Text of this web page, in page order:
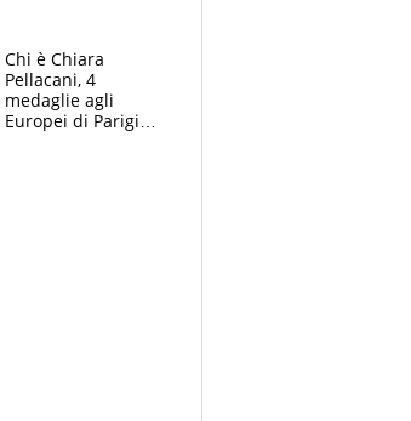
Chi è Chiara
Pellacani, 4
medaglie agli
Europei di Parigi